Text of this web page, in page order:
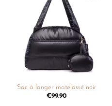
Sac à langer matelassé noir
€99.90